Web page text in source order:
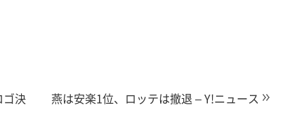
ゴ決
燕は安楽1位、ロッテは撤退 – Y!ニュース